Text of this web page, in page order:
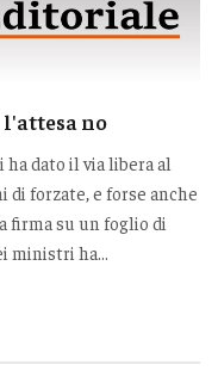
no
ha dato il via libera al
di forzate, e forse anche
firma su un foglio di
ministri ha...